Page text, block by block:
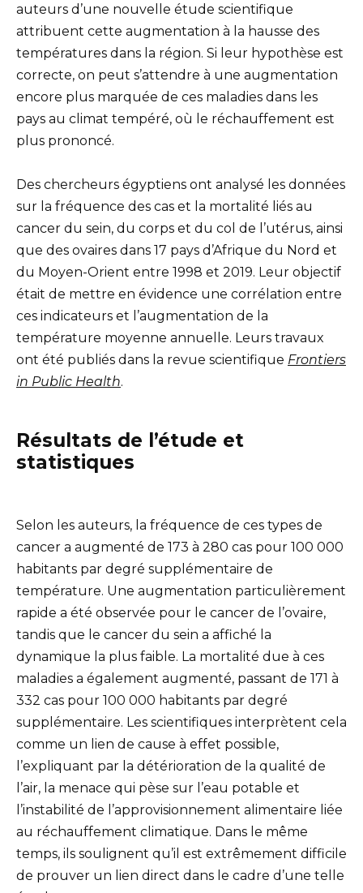
auteurs d’une nouvelle étude scientifique
attribuent cette augmentation à la hausse des
températures dans la région. Si leur hypothèse est
correcte, on peut s’attendre à une augmentation
encore plus marquée de ces maladies dans les
pays au climat tempéré, où le réchauffement est
plus prononcé.
Des chercheurs égyptiens ont analysé les données
sur la fréquence des cas et la mortalité liés au
cancer du sein, du corps et du col de l’utérus, ainsi
que des ovaires dans 17 pays d’Afrique du Nord et
du Moyen-Orient entre 1998 et 2019. Leur objectif
était de mettre en évidence une corrélation entre
ces indicateurs et l’augmentation de la
température moyenne annuelle. Leurs travaux
ont été publiés dans la revue scientifique Frontiers
in Public Health.
Résultats de l’étude et
statistiques
Selon les auteurs, la fréquence de ces types de
cancer a augmenté de 173 à 280 cas pour 100 000
habitants par degré supplémentaire de
température. Une augmentation particulièrement
rapide a été observée pour le cancer de l’ovaire,
tandis que le cancer du sein a affiché la
dynamique la plus faible. La mortalité due à ces
maladies a également augmenté, passant de 171 à
332 cas pour 100 000 habitants par degré
supplémentaire. Les scientifiques interprètent cela
comme un lien de cause à effet possible,
l’expliquant par la détérioration de la qualité de
l’air, la menace qui pèse sur l’eau potable et
l’instabilité de l’approvisionnement alimentaire liée
au réchauffement climatique. Dans le même
temps, ils soulignent qu’il est extrêmement difficile
de prouver un lien direct dans le cadre d’une telle